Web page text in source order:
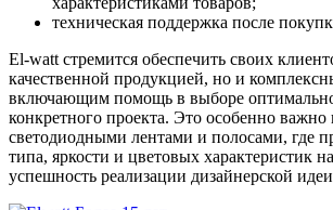
техническая поддержка после
El-watt стремится обеспечить своих
качественной продукцией, но и
включающим помощь в выборе
конкретного проекта. Это особенно важно
светодиодными лентами и полосами, где
типа, яркости и цветовых характеристик
успешность реализации дизайнерской